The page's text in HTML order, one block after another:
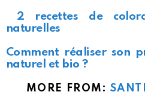
2 recettes de
naturelles
Comment réaliser son
naturel et bio ?
MORE FROM: